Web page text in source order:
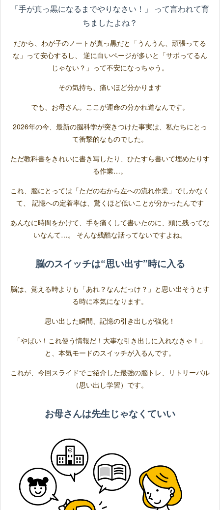
「手が真っ黒になるまでやりなさい！」 って言われて育
ちましたよね？
だから、わが子のノートが真っ黒だと「うんうん、頑張ってる
な」って安心するし、 逆に白いページが多いと「サボってるん
じゃない？」って不安になっちゃう。
その気持ち、痛いほど分かります
でも、お母さん。ここが運命の分かれ道なんです。
2026年の今、最新の脳科学が突きつけた事実は、私たちにとっ
て衝撃的なものでした。
ただ教科書をきれいに書き写したり、ひたすら書いて埋めたりす
る作業…。
これ、脳にとっては「ただの右から左への流れ作業」でしかなく
て、 記憶への定着率は、驚くほど低いことが分かったんです
あんなに時間をかけて、手を痛くして書いたのに、頭に残ってな
いなんて…。 そんな残酷な話ってないですよね。
脳のスイッチは“思い出す”時に入る
脳は、覚える時よりも「あれ？なんだっけ？」と思い出そうとす
る時に本気になります。
思い出した瞬間、記憶の引き出しが強化！
「やばい！これ使う情報だ！大事な引き出しに入れなきゃ！」
と、本気モードのスイッチが入るんです。
これが、今回スライドでご紹介した最強の脳トレ、リトリーバル
（思い出し学習）です。
お母さんは先生じゃなくていい